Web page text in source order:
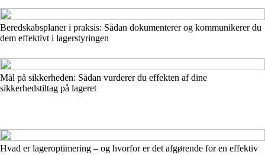
Beredskabsplaner i praksis: Sådan dokumenterer og kommunikerer du
dem effektivt i lagerstyringen
Mål på sikkerheden: Sådan vurderer du effekten af dine
sikkerhedstiltag på lageret
Hvad er lageroptimering – og hvorfor er det afgørende for en effektiv